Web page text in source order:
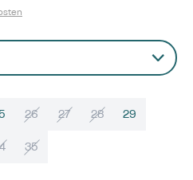
26 27 28 29
35